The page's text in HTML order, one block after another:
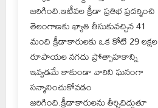
జరిగింది.ఇటీవల క్రీడా ప్రతిభ ప్రదర్శించి
తెలంగాణకు ఖ్యాతి తీసుకువచ్చిన 41
మంది క్రీడాకారులకు ఒక కోటి 29 లక్షల
రూపాయల నగదు ప్రోత్సాహకాన్ని
ఇవ్వడమే కాకుండా వారిని ఘనంగా
సన్మానించుకోవడం
జరిగింది.క్రీడాకారులను తీర్చిదిద్దుతూ